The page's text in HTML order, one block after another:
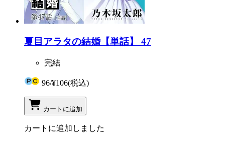
夏目アラタの結婚【単話】 47
完結
96/¥106(税込)
カートに追加
カートに追加しました